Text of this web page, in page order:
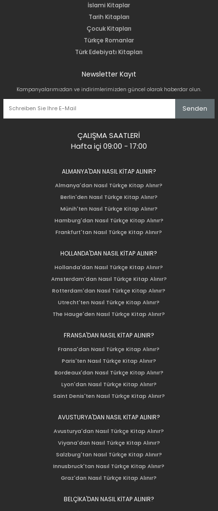
İslami Kitaplar
Tarih Kitapları
Çocuk Kitapları
Türkçe Romanlar
Türk Edebiyatı Kitapları
Newsletter Kayıt
Kampanyalarımızdan ve indirimlerimizden güncel olarak haberdar olun.
Senden
ÇALIŞMA SAATLERİ
Hafta içi 09:00 - 17:00
ALMANYA'DAN NASIL KİTAP ALINIR?
Almanya'dan Nasıl Türkçe Kitap Alınır?
Berlin'den Nasıl Türkçe Kitap Alınır?
Münih'ten Nasıl Türkçe Kitap Alınır?
Hamburg'dan Nasıl Türkçe Kitap Alınır?
Frankfurt'tan Nasıl Türkçe Kitap Alınır?
HOLLANDA'DAN NASIL KİTAP ALINIR?
Hollanda'dan Nasıl Türkçe Kitap Alınır?
Amsterdam'dan Nasıl Türkçe Kitap Alınır?
Rotterdam'dan Nasıl Türkçe Kitap Alınır?
Utrecht'ten Nasıl Türkçe Kitap Alınır?
The Hauge'den Nasıl Türkçe Kitap Alınır?
FRANSA'DAN NASIL KİTAP ALINIR?
Fransa'dan Nasıl Türkçe Kitap Alınır?
Paris'ten Nasıl Türkçe Kitap Alınır?
Bordeaux'dan Nasıl Türkçe Kitap Alınır?
Lyon'dan Nasıl Türkçe Kitap Alınır?
Saint Denis'ten Nasıl Türkçe Kitap Alınır?
AVUSTURYA'DAN NASIL KİTAP ALINIR?
Avusturya'dan Nasıl Türkçe Kitap Alınır?
Viyana'dan Nasıl Türkçe Kitap Alınır?
Salzburg'tan Nasıl Türkçe Kitap Alınır?
Innusbruck'tan Nasıl Türkçe Kitap Alınır?
Graz'dan Nasıl Türkçe Kitap Alınır?
BELÇİKA'DAN NASIL KİTAP ALINIR?